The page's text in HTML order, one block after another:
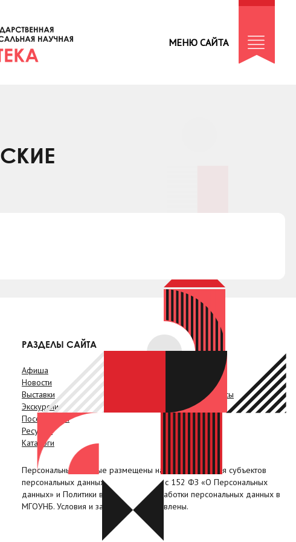
МЕНЮ САЙТА
РАЗДЕЛЫ САЙТА
Афиша
Новости
Выставки
Экскурсии
Посетителям
Ресурсы
Каталоги
Проекты. Конкурсы
Видео
Персональные данные размещены на сайте с согласия субъектов
персональных данных, в соответствии с 152 ФЗ «О Персональных
данных» и Политики в отношении обработки персональных данных в
МГОУНБ. Условия и запреты не установлены.